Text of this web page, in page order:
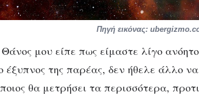
Πηγή εικόνας:
μου είπε πως είμαστε λίγο
έξυπνος της παρέας, δεν ήθελε άλλο
θα μετρήσει τα περισσότερα,